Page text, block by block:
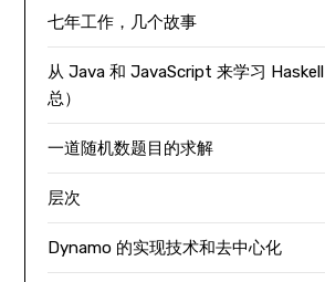
七年工作，几个故事
从 Java 和 JavaScript 来学习
总）
一道随机数题目的求解
层次
Dynamo 的实现技术和去中心化